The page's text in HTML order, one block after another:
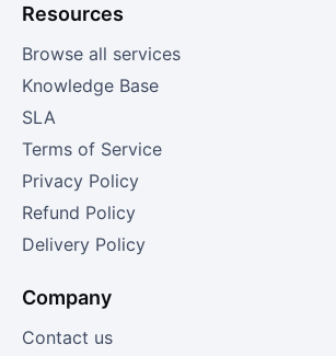
Resources
Browse all services
Knowledge Base
SLA
Terms of Service
Privacy Policy
Refund Policy
Delivery Policy
Company
Contact us